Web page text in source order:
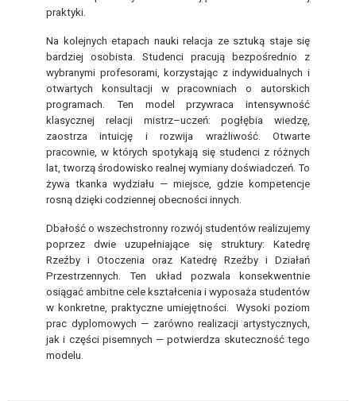
praktyki.
Na kolejnych etapach nauki relacja ze sztuką staje się
bardziej osobista. Studenci pracują bezpośrednio z
wybranymi profesorami, korzystając z indywidualnych i
otwartych konsultacji w pracowniach o autorskich
programach. Ten model przywraca intensywność
klasycznej relacji mistrz–uczeń: pogłębia wiedzę,
zaostrza intuicję i rozwija wrażliwość. Otwarte
pracownie, w których spotykają się studenci z różnych
lat, tworzą środowisko realnej wymiany doświadczeń. To
żywa tkanka wydziału — miejsce, gdzie kompetencje
rosną dzięki codziennej obecności innych.
Dbałość o wszechstronny rozwój studentów realizujemy
poprzez dwie uzupełniające się struktury: Katedrę
Rzeźby i Otoczenia oraz Katedrę Rzeźby i Działań
Przestrzennych. Ten układ pozwala konsekwentnie
osiągać ambitne cele kształcenia i wyposaża studentów
w konkretne, praktyczne umiejętności.Wysoki poziom
prac dyplomowych — zarówno realizacji artystycznych,
jak i części pisemnych — potwierdza skuteczność tego
modelu.